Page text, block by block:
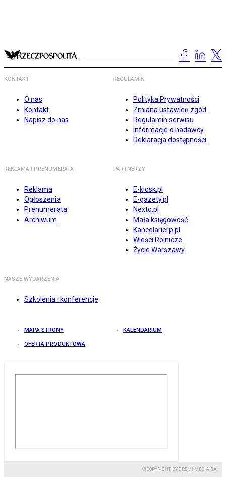
KONTAKT
O nas
Kontakt
Napisz do nas
REGULAMIN
Polityka Prywatności
Zmiana ustawień zgód
Regulamin serwisu
Informacje o nadawcy
Deklaracja dostępności
REKLAMA I PRENUMERATA
Reklama
Ogłoszenia
Prenumerata
Archiwum
PARTNERZY
E-kiosk.pl
E-gazety.pl
Nexto.pl
Mała księgowość
Kancelarierp.pl
Wieści Rolnicze
Życie Warszawy
NASZE WYDARZENIA
Szkolenia i konferencje
MAPA STRONY KALENDARIUM
OFERTA PRODUKTOWA
© COPYRIGHT BY GREMI MEDIA SA